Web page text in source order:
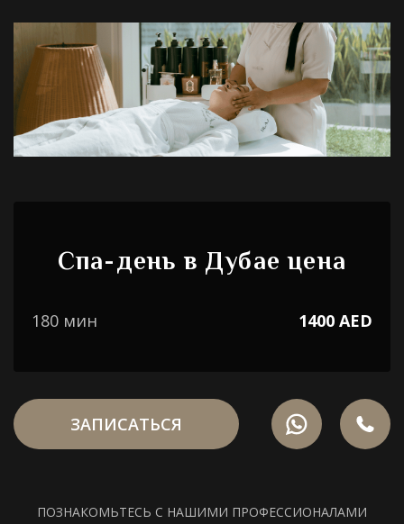
Спа-день в Дубае цена
180 мин 1400 AED
ЗАПИСАТЬСЯ
ПОЗНАКОМЬТЕСЬ С НАШИМИ ПРОФЕССИОНАЛАМИ